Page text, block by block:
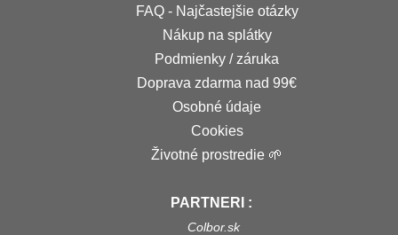
FAQ - Najčastejšie otázky
Nákup na splátky
Podmienky / záruka
Doprava zdarma nad 99€
Osobné údaje
Cookies
Životné prostredie 🌱
PARTNERI :
Colbor.sk